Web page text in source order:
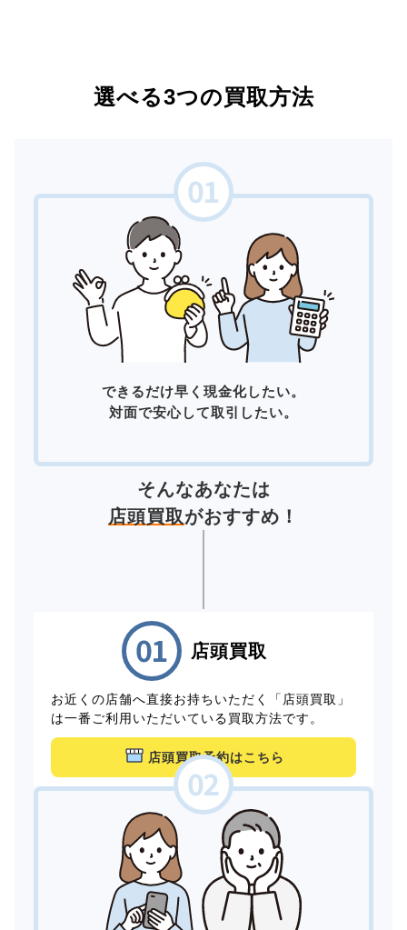
選べる3つの買取方法
できるだけ早く現金化したい。
対面で安心して取引したい。
そんなあなたは
店頭買取がおすすめ！
店頭買取
お近くの店舗へ直接お持ちいただく「店頭買取」
は一番ご利用いただいている買取方法です。
店頭買取予約はこちら